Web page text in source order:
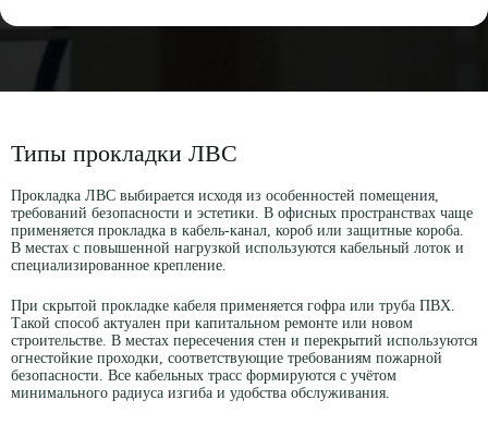
Типы прокладки ЛВС
Прокладка ЛВС выбирается исходя из особенностей помещения,
требований безопасности и эстетики. В офисных пространствах чаще
применяется прокладка в кабель-канал, короб или защитные короба.
В местах с повышенной нагрузкой используются кабельный лоток и
специализированное крепление.
При скрытой прокладке кабеля применяется гофра или труба ПВХ.
Такой способ актуален при капитальном ремонте или новом
строительстве. В местах пересечения стен и перекрытий используются
огнестойкие проходки, соответствующие требованиям пожарной
безопасности. Все кабельных трасс формируются с учётом
минимального радиуса изгиба и удобства обслуживания.